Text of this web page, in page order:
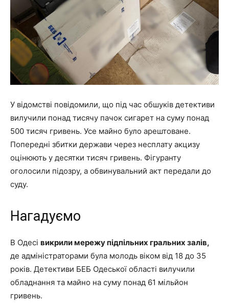
У відомстві повідомили, що під час обшуків детективи
вилучили понад тисячу пачок сигарет на суму понад
500 тисяч гривень. Усе майно було арештоване.
Попередні збитки держави через несплату акцизу
оцінюють у десятки тисяч гривень. Фігуранту
оголосили підозру, а обвинувальний акт передали до
суду.
Нагадуємо
В Одесі викрили мережу підпільних гральних залів,
де адміністраторами була молодь віком від 18 до 35
років. Детективи БЕБ Одеської області вилучили
обладнання та майно на суму понад 61 мільйон
гривень.